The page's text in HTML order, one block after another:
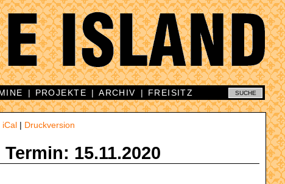
| PROJEKTE |ARCHIV | FREISITZ
iCal | Druckversion
Termin: 15.11.2020